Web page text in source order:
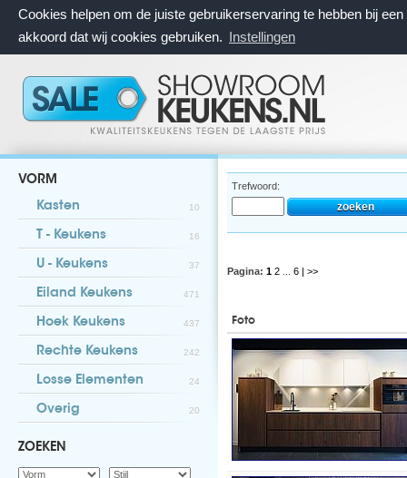
Cookies helpen om de juiste gebruikerservaring te hebben bij
akkoord dat wij cookies gebruiken. Instellingen
VORM
Kasten 10
T - Keukens 16
U - Keukens 37
Eiland Keukens 471
Hoek Keukens 437
Rechte Keukens 242
Losse Elementen 24
Overig 20
ZOEKEN
Trefwoord:
Pagina: 1 2 6 | >>
Foto